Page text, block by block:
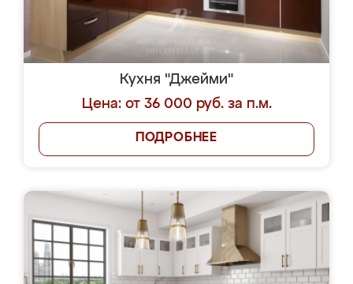
Кухня "Джейми"
Цена: от 36 000 руб. за п.м.
ПОДРОБНЕЕ